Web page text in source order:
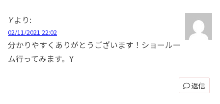
Y より:
02/11/2021 22:02
分かりやすくありがとうございます！ショールー
ム行ってみます。Y
返信